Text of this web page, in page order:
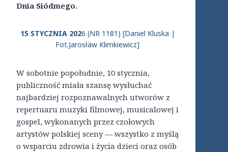
Dnia Siódmego.
15 STYCZNIA 2026 (NR 1181) [Daniel Kluska |
Fot.Jarosław Klimkiewicz]
W sobotnie popołudnie, 10 stycznia,
publiczność miała szansę wysłuchać
najbardziej rozpoznawalnych utworów z
repertuaru muzyki filmowej, musicalowej i
gospel, wykonanych przez czołowych
artystów polskiej sceny — wszystko z myślą
o wsparciu zdrowia i życia dzieci oraz osób